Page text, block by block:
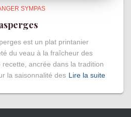
SYMPAS
est un plat printanier
du veau à la fraîcheur des
ancrée dans la tradition
la saisonnalité des Lire la suite